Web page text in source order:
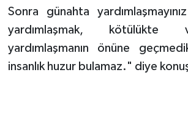
Sonra günahta
yardımlaşmak, kötülükte
yardımlaşmanın önüne
insanlık huzur bulamaz." diye
İzmir Müftülüğü
Kahramanmaraş Müftülüğü
Karabük Müftülüğü